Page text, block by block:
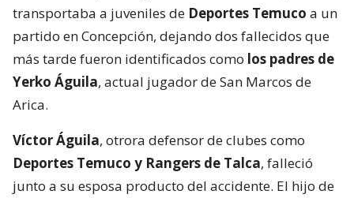
transportaba a juveniles de Deportes Temuco a un
partido en Concepción, dejando dos fallecidos que
más tarde fueron identificados como los padres de
Yerko Águila, actual jugador de San Marcos de
Arica.
Víctor Águila, otrora defensor de clubes como
Deportes Temuco y Rangers de Talca, falleció
junto a su esposa producto del accidente. El hijo de